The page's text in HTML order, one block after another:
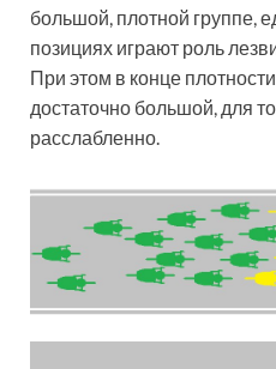
большой, плотной группе,
позициях играют роль
При этом в конце
достаточно большой, для
расслабленно.